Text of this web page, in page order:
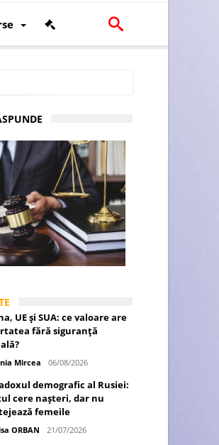
în U.E.
UE și SUA: ce valoare are
fără siguranță
Mircea 06/08/2026
demografic al Rusiei:
cere nașteri, dar nu
femeile
ORBAN 21/07/2026